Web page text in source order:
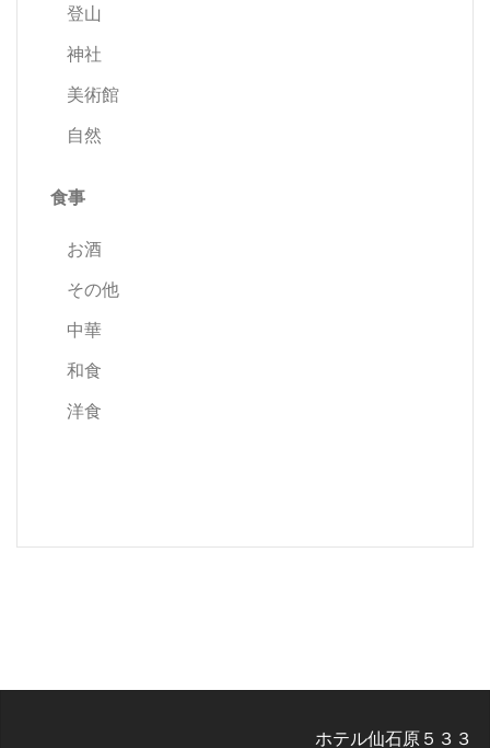
登山
神社
美術館
自然
食事
お酒
その他
中華
和食
洋食
ホテル仙石原５３３